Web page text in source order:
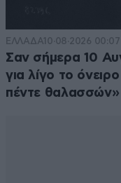
ΕΛΛΑΔΑ10·08·2026 00:07
Σαν σήμερα 10
για λίγο το
πέντε θαλασσών»